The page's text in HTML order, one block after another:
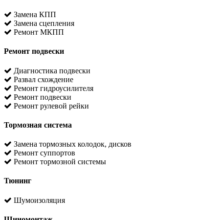
Замена КПП
Замена сцепления
Ремонт МКПП
Ремонт подвески
Диагностика подвески
Развал схождение
Ремонт гидроусилителя
Ремонт подвески
Ремонт рулевой рейки
Тормозная система
Замена тормозных колодок, дисков
Ремонт суппортов
Ремонт тормозной системы
Тюнинг
Шумоизоляция